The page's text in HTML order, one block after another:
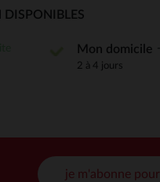
DISPONIBLES
Mon domicile
2 à 4 jours
je m'abonne pour